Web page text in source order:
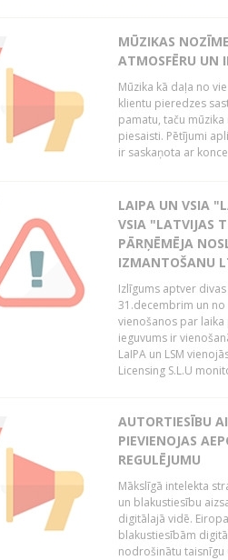
MŪZIKAS
ATMOSFĒRU UN
Mūzika kā daļa no
klientu pieredzes
pamatu, taču
piesaisti. Pētījumi
ir saskaņota ar
LAIPA UN VSIA
VSIA "LATVIJAS
PĀRŅĒMĒJA
IZMANTOŠANU
Izlīgums aptver
31.decembrim un no
vienošanos par
ieguvums ir
LaIPA un LSM
Licensing S.L.U
AUTORTIESĪBU
PIEVIENOJAS
REGULĒJUMU
Mākslīgā intelekta
un blakustiesību
digitālajā vidē.
blakustiesībām
nodrošinātu taisnīgu